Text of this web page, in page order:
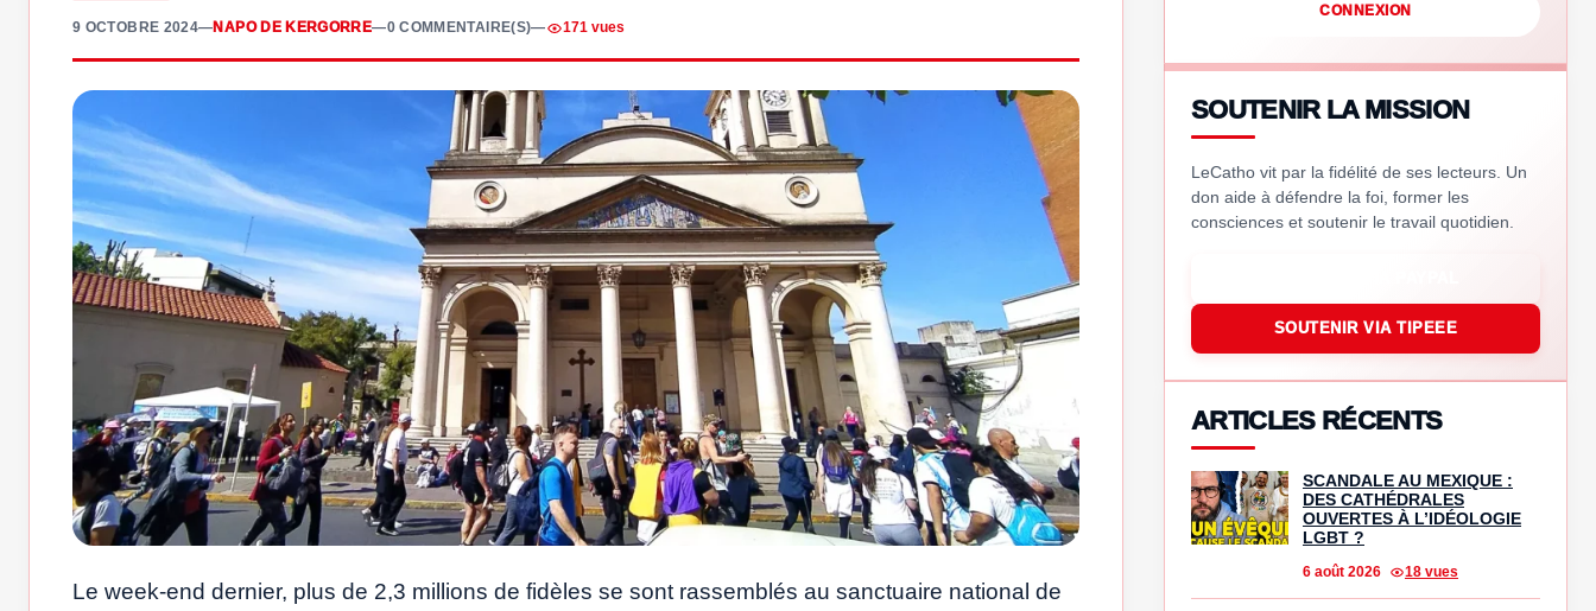
9 OCTOBRE 2024—NAPO DE KERGORRE—0 COMMENTAIRE(S)— 171 vues
Le week-end dernier, plus de 2,3 millions de fidèles se sont rassemblés au sanctuaire national de
CONNEXION
SOUTENIR LA MISSION
LeCatho vit par la fidélité de ses lecteurs. Un
don aide à défendre la foi, former les
consciences et soutenir le travail quotidien.
SOUTENIR VIA TIPEEE
ARTICLES RÉCENTS
SCANDALE AU MEXIQUE :
DES CATHÉDRALES
OUVERTES À L’IDÉOLOGIE
LGBT ?
6 août 2026 18 vues